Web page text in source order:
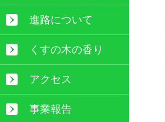
進路について
くすの木の香り
アクセス
事業報告